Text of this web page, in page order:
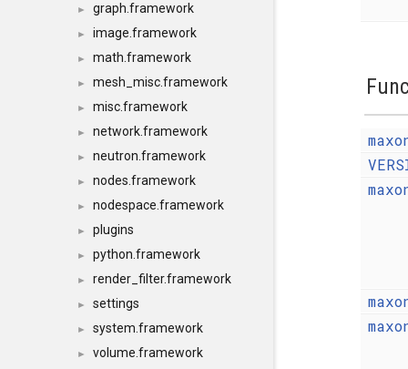
► graph.framework
► image.framework
► math.framework
► mesh_misc.framework
► misc.framework
► network.framework
► neutron.framework
► nodes.framework
► nodespace.framework
► plugins
► python.framework
► render_filter.framework
► settings
► system.framework
► volume.framework